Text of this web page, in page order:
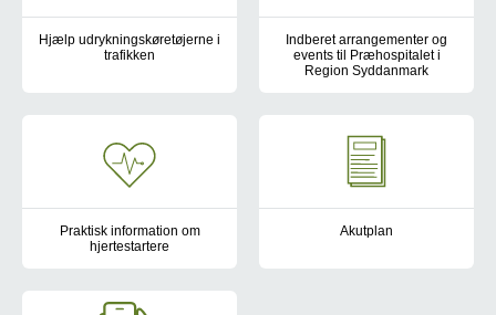
Hjælp udrykningskøretøjerne i
trafikken
Sådan gør du, når der kommer udrykningskørsel
Indberet arrangementer og
events til Præhospitalet i
Region Syddanmark
Praktisk information om
hjertestartere
Akutplan